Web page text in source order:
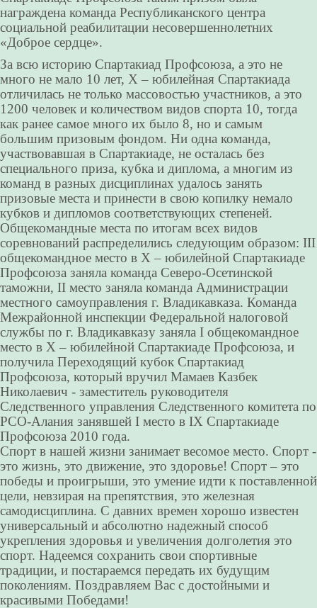
награждена команда Республиканского центра
социальной реабилитации несовершеннолетних
«Доброе сердце».
За всю историю Спартакиад Профсоюза, а это не
много не мало 10 лет, X – юбилейная Спартакиада
отличилась не только массовостью участников, а это
1200 человек и количеством видов спорта 10, тогда
как ранее самое много их было 8, но и самым
большим призовым фондом. Ни одна команда,
участвовавшая в Спартакиаде, не осталась без
специального приза, кубка и диплома, а многим из
команд в разных дисциплинах удалось занять
призовые места и принести в свою копилку немало
кубков и дипломов соответствующих степеней.
Общекомандные места по итогам всех видов
соревнований распределились следующим образом: III
общекомандное место в X – юбилейной Спартакиаде
Профсоюза заняла команда Северо-Осетинской
таможни, II место заняла команда Администрации
местного самоуправления г. Владикавказа. Команда
Межрайонной инспекции Федеральной налоговой
службы по г. Владикавказу заняла I общекомандное
место в X – юбилейной Спартакиаде Профсоюза, и
получила Переходящий кубок Спартакиад
Профсоюза, который вручил Мамаев Казбек
Николаевич - заместитель руководителя
Следственного управления Следственного комитета по
РСО-Алания занявшей I место в IX Спартакиаде
Профсоюза 2010 года.
Спорт в нашей жизни занимает весомое место. Спорт -
это жизнь, это движение, это здоровье! Спорт – это
победы и проигрыши, это умение идти к поставленной
цели, невзирая на препятствия, это железная
самодисциплина. С давних времен хорошо известен
универсальный и абсолютно надежный способ
укрепления здоровья и увеличения долголетия это
спорт. Надеемся сохранить свои спортивные
традиции, и постараемся передать их будущим
поколениям. Поздравляем Вас с достойными и
красивыми Победами!